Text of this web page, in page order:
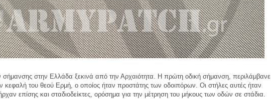
σήμανσης στην Ελλάδα ξεκινά από την Αρχαιότητα. Η πρώτη οδική σήμανση, περιλάμβανε
κεφαλή του θεού Ερμή, ο οποίος ήταν προστάτης των οδοιπόρων. Οι στήλες αυτές ήταν
επίσης και σταδιοδείκτες, ορόσημα για την μέτρηση του μήκους των οδών σε στάδια.